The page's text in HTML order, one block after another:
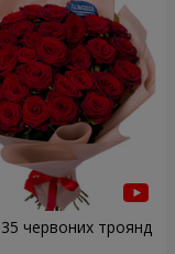
червоних троянд